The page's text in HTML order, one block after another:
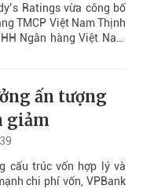
Ratings vừa công bố
TMCP Việt Nam Thịnh
Ngân hàng Việt Nam
ấn tượng
giảm
cấu trúc vốn hợp lý và
chi phí vốn, VPBank